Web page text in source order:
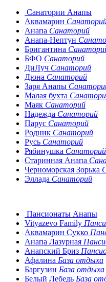
Санатории Анапы
Аквамарин
Анапа Санаторий
Анапа-Нептун
Бригантина
БФО Санаторий
ДиЛуч Санаторий
Дюна Санаторий
Заря Анапы
Малая бухта
Маяк Санаторий
Надежда Санаторий
Парус Санаторий
Родник Санаторий
Русь Санаторий
Рябинушка Санаторий
Старинная Анапа
Черноморская Зорька
Эллада Санаторий
Пансионаты Анапы
Vityazevo Family
Аквамарин Сукко
Анапа Лазурная
Анапский Бриз
Афалина База отдыха
Баргузин База отдыха
Белый Лебедь База